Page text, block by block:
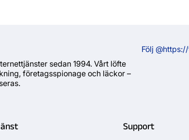
Följ
sedan 1994. Vårt löfte
företagsspionage och läckor –
Support